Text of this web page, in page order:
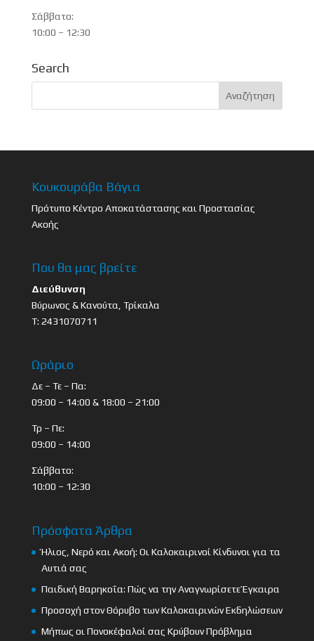
Σάββατο:
10:00 – 12:30
Search
Κουκουράβα Βάγια
Πρότυπο Κέντρο Αποκατάστασης και Προστασίας
Ακοής
Που θα μας βρείτε
Διεύθυνση
Βύρωνος & Κανούτα, Τρίκαλα
Τ: 2431070711
Ωράριο
Δε – Τε – Πα:
09:00 – 14:00 & 18:00 – 21:00
Τρ – Πε:
09:00 – 14:00
Σάββατο:
10:00 – 12:30
Πρόσφατα Άρθρα
Ήλιος, Νερό και Ακοή: Οι Καλοκαιρινοί Κίνδυνοι για τα
Αυτιά σας
Παιδική Βαρηκοΐα: Πώς να την Αναγνωρίσετε Έγκαιρα
Προσοχή στον Θόρυβο των Καλοκαιρινών Εκδηλώσεων
Μήπως οι Πονοκέφαλοί σας Κρύβουν Πρόβλημα